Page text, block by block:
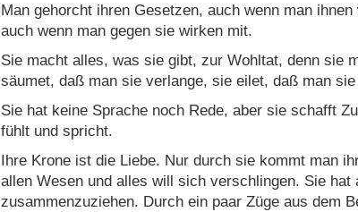
Man gehorcht ihren Gesetzen, auch wenn man
auch wenn man gegen sie wirken mit.
Sie macht alles, was sie gibt, zur Wohltat, denn sie
säumet, daß man sie verlange, sie eilet, daß man
Sie hat keine Sprache noch Rede, aber sie schafft
fühlt und spricht.
Ihre Krone ist die Liebe. Nur durch sie kommt man
allen Wesen und alles will sich verschlingen. Sie hat
zusammenzuziehen. Durch ein paar Züge aus dem